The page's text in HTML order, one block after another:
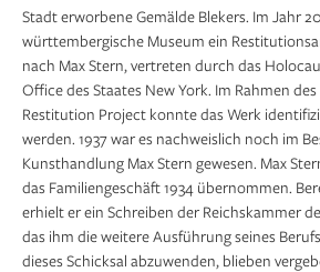
Stadt erworbene Gemälde Blekers. Im Jahr
württembergische Museum ein
nach Max Stern, vertreten durch das
Office des Staates New York. Im Rahmen
Restitution Project konnte das Werk
werden. 1937 war es nachweislich noch im
Kunsthandlung Max Stern gewesen. Max
das Familiengeschäft 1934 übernommen.
erhielt er ein Schreiben der Reichskammer
das ihm die weitere Ausführung seines
dieses Schicksal abzuwenden, blieben